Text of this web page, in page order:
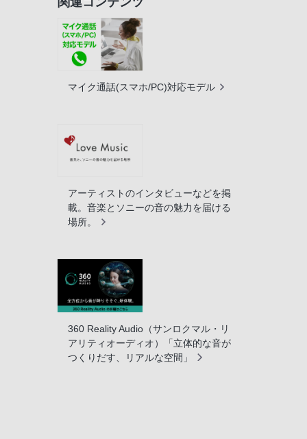
マイク通話(スマホ/PC)対応モデル
アーティストのインタビューなどを掲
載。音楽とソニーの音の魅力を届ける
場所。
360 Reality Audio（サンロクマル・リ
アリティオーディオ）「立体的な音が
つくりだす、リアルな空間」